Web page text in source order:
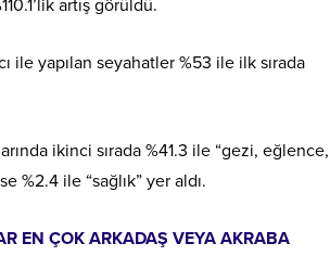
artış görüldü.
ile yapılan seyahatler %53 ile ilk sırada
ikinci sırada %41.3 ile “gezi, eğlence,
%2.4 ile “sağlık” yer aldı.
EN ÇOK ARKADAŞ VEYA AKRABA